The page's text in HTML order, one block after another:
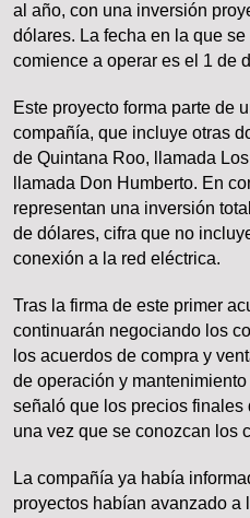
al año, con una inversión
dólares. La fecha en la que
comience a operar es el 1 de
Este proyecto forma parte de
compañía, que incluye otras
de Quintana Roo, llamada
llamada Don Humberto. En
representan una inversión
de dólares, cifra que no
conexión a la red eléctrica.
Tras la firma de este primer
continuarán negociando los
los acuerdos de compra y
de operación y
señaló que los precios finales
una vez que se conozcan los
La compañía ya había
proyectos habían avanzado a